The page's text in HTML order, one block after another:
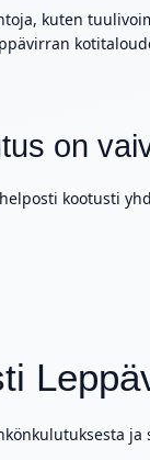
kuten
on
kootusti